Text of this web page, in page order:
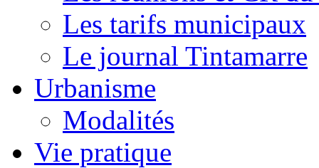
Les tarifs municipaux
Le journal Tintamarre
Urbanisme
Modalités
Vie pratique